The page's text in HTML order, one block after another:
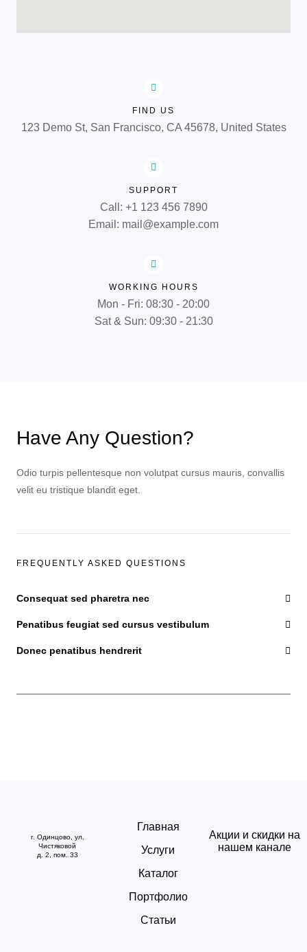
FIND US
123 Demo St, San Francisco, CA 45678, United States
SUPPORT
Call: +1 123 456 7890
Email: mail@example.com
WORKING HOURS
Mon - Fri: 08:30 - 20:00
Sat & Sun: 09:30 - 21:30
Have Any Question?
Odio turpis pellentesque non volutpat cursus mauris, convallis
velit eu tristique blandit eget.
FREQUENTLY ASKED QUESTIONS
Consequat sed pharetra nec
Penatibus feugiat sed cursus vestibulum
Donec penatibus hendrerit
г. Одинцово, ул.
Чистяковой
д. 2, пом. 33
Главная
Услуги
Каталог
Портфолио
Статьи
Акции и скидки на
нашем канале